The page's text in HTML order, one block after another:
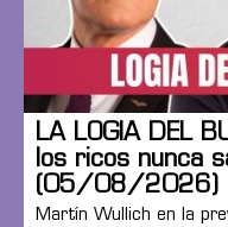
LA LOGIA DEL
los ricos nunca
(05/08/2026)
Martín Wullich en la